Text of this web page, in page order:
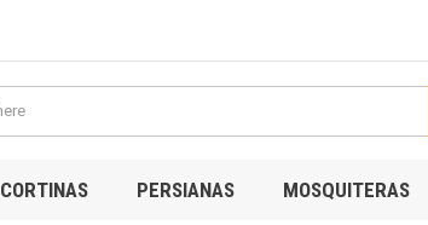
CORTINAS PERSIANAS MOSQUITERAS